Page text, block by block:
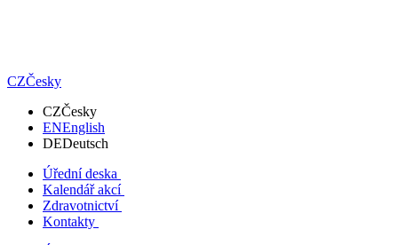
CZČesky
CZČesky
ENEnglish
DEDeutsch
Úřední deska
Kalendář akcí
Zdravotnictví
Kontakty